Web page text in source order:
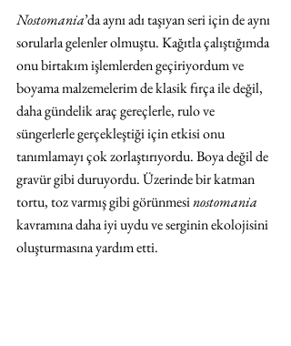
Nostomania’da aynı adı taşıyan seri için de aynı
sorularla gelenler olmuştu. Kağıtla çalıştığımda
onu birtakım işlemlerden geçiriyordum ve
boyama malzemelerim de klasik fırça ile değil,
daha gündelik araç gereçlerle, rulo ve
süngerlerle gerçekleştiği için etkisi onu
tanımlamayı çok zorlaştırıyordu. Boya değil de
gravür gibi duruyordu. Üzerinde bir katman
tortu, toz varmış gibi görünmesi nostomania
kavramına daha iyi uydu ve serginin ekolojisini
oluşturmasına yardım etti.